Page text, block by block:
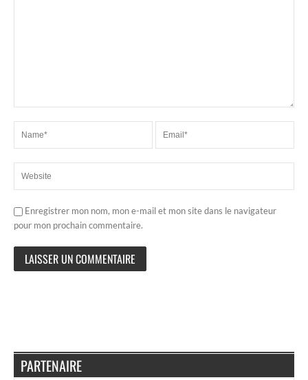
Enregistrer mon nom, mon e-mail et mon site dans le navigateur
pour mon prochain commentaire.
PARTENAIRE